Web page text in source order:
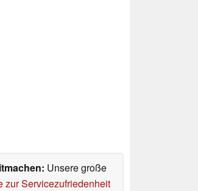
Unsere große
zur Servicezufriedenheit